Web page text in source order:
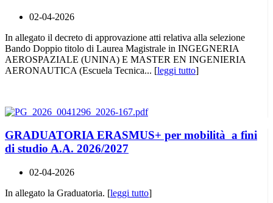
02-04-2026
In allegato il decreto di approvazione atti relativa alla selezione
Bando Doppio titolo di Laurea Magistrale in INGEGNERIA
AEROSPAZIALE (UNINA) E MASTER EN INGENIERIA
AERONAUTICA (Escuela Tecnica... [leggi tutto]
GRADUATORIA ERASMUS+ per mobilità a fini
di studio A.A. 2026/2027
02-04-2026
In allegato la Graduatoria. [leggi tutto]